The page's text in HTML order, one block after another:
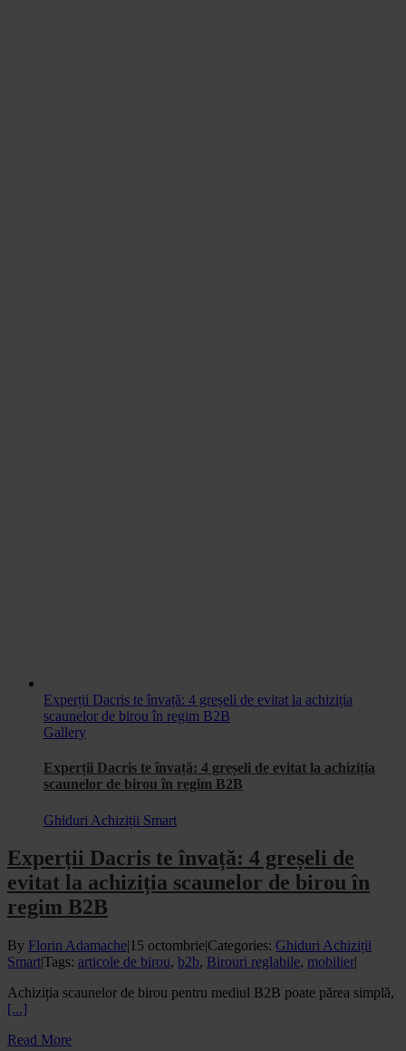
Experții Dacris te învață: 4 greșeli de evitat la achiziția
scaunelor de birou în regim B2B
Gallery
Experții Dacris te învață: 4 greșeli de evitat la achiziția
scaunelor de birou în regim B2B
Ghiduri Achiziții Smart
Experții Dacris te învață: 4 greșeli de
evitat la achiziția scaunelor de birou în
regim B2B
By Florin Adamache|15 octombrie|Categories: Ghiduri Achiziții
Smart|Tags: articole de birou, b2b, Birouri reglabile, mobilier|
Achiziția scaunelor de birou pentru mediul B2B poate părea simplă,
[...]
Read More